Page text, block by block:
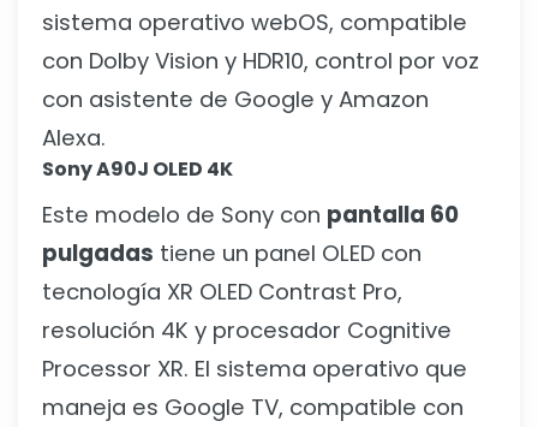
sistema operativo webOS, compatible
con Dolby Vision y HDR10, control por voz
con asistente de Google y Amazon
Alexa.
Sony A90J OLED 4K
Este modelo de Sony con pantalla 60
pulgadas tiene un panel OLED con
tecnología XR OLED Contrast Pro,
resolución 4K y procesador Cognitive
Processor XR. El sistema operativo que
maneja es Google TV, compatible con